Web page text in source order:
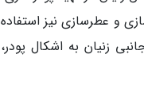
و عطرسازی نیز استفاده
زنیان به اشکال پودر،